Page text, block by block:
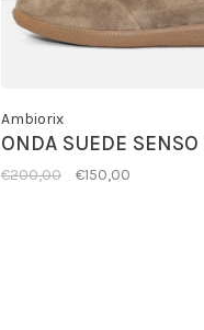
Ambiorix
ONDA SUEDE SENSO
€200,00 €150,00